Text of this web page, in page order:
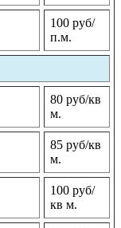
100 руб/
п.м.
80 руб/кв
м.
85 руб/кв
м.
100 руб/
кв м.